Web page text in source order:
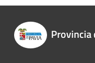
Provincia